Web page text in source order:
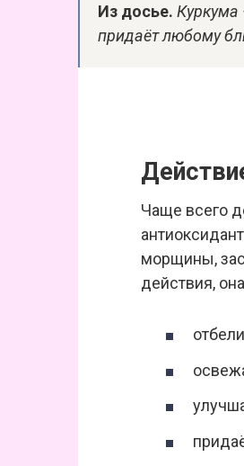
Из досье. Куркума
придаёт любому
Чаще всего
морщины,
действия,